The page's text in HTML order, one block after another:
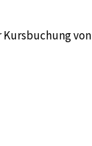
von